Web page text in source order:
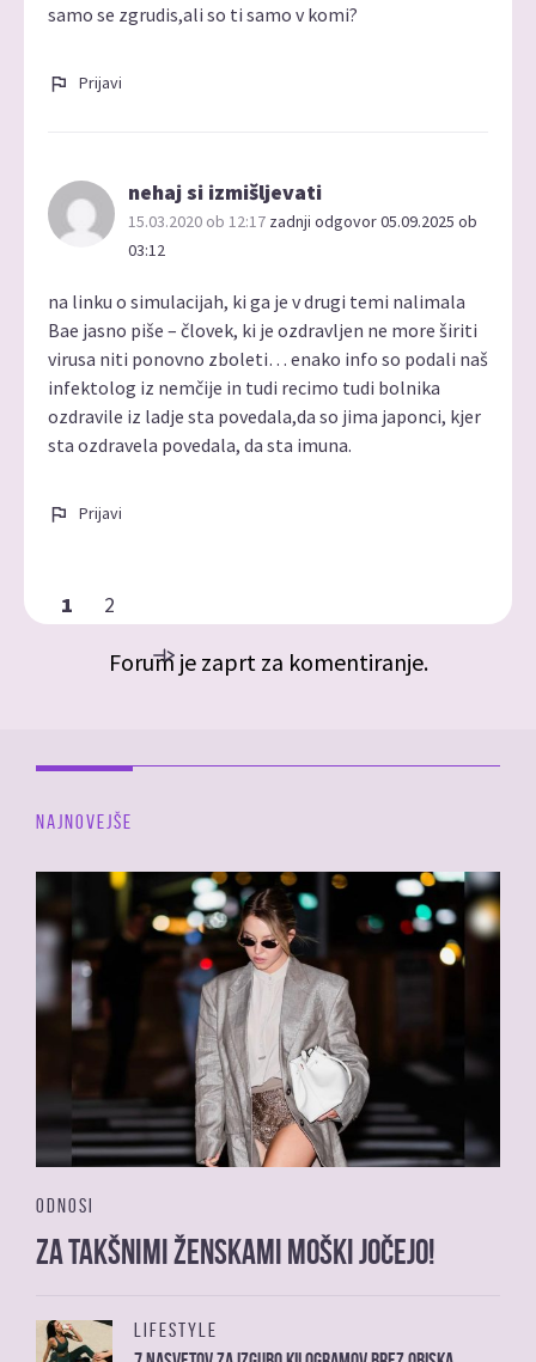
samo se zgrudis,ali so ti samo v komi?
Prijavi
nehaj si izmišljevati
15.03.2020 ob 12:17 zadnji odgovor 05.09.2025 ob
03:12
na linku o simulacijah, ki ga je v drugi temi nalimala
Bae jasno piše – človek, ki je ozdravljen ne more širiti
virusa niti ponovno zboleti… enako info so podali naš
infektolog iz nemčije in tudi recimo tudi bolnika
ozdravile iz ladje sta povedala,da so jima japonci, kjer
sta ozdravela povedala, da sta imuna.
Prijavi
1 2
Forum je zaprt za komentiranje.
NAJNOVEJŠE
ODNOSI
Za takšnimi ženskami moški jočejo!
LIFESTYLE